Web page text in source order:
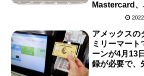
Mastercard
アメックスの
ミリーマート
ーンが4月13
録が必要で、